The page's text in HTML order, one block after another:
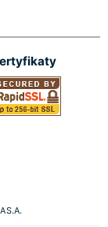
S.A.